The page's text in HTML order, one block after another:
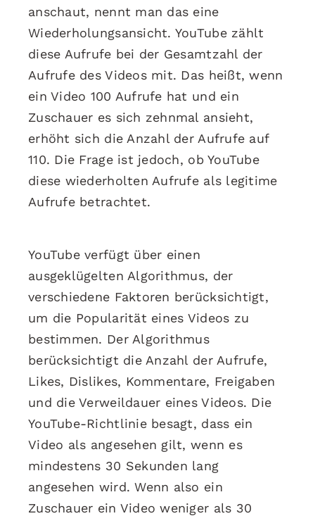
anschaut, nennt man das eine
Wiederholungsansicht. YouTube zählt
diese Aufrufe bei der Gesamtzahl der
Aufrufe des Videos mit. Das heißt, wenn
ein Video 100 Aufrufe hat und ein
Zuschauer es sich zehnmal ansieht,
erhöht sich die Anzahl der Aufrufe auf
110. Die Frage ist jedoch, ob YouTube
diese wiederholten Aufrufe als legitime
Aufrufe betrachtet.
YouTube verfügt über einen
ausgeklügelten Algorithmus, der
verschiedene Faktoren berücksichtigt,
um die Popularität eines Videos zu
bestimmen. Der Algorithmus
berücksichtigt die Anzahl der Aufrufe,
Likes, Dislikes, Kommentare, Freigaben
und die Verweildauer eines Videos. Die
YouTube-Richtlinie besagt, dass ein
Video als angesehen gilt, wenn es
mindestens 30 Sekunden lang
angesehen wird. Wenn also ein
Zuschauer ein Video weniger als 30